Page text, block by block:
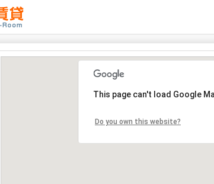
This page can't load Google
Do you own this website?